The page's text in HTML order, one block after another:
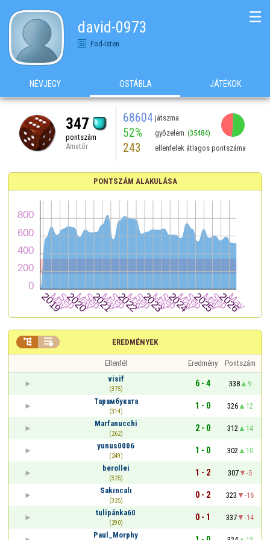
david-0973
Fod-Isten
☰
NÉVJEGY OSTÁBLA JÁTÉKOK
347
pontszám
Amatőr
68604 játszma
52% győzelem (35484)
243 ellenfelek átlagos pontszáma
PONTSZÁM ALAKULÁSA
EREDMÉNYEK
 
Ellenfél Eredmény
Pontszám
visif
(375)
6 - 4 338
9
Тарамбуката
(314)
1 - 0 326
12
Marfanucchi
(262)
2 - 0 312
14
yunus0006
(249)
1 - 0 302
10
berollei
(325)
1 - 2 307
-5
Sakıncalı
(325)
0 - 2 323
-16
tulipánka60
(290)
0 - 1 337
-14
Paul_Morphy